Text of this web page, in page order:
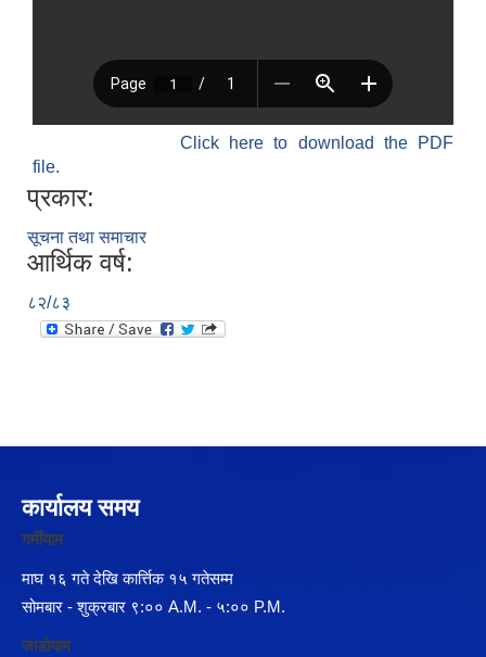
Click here to download the PDF
file.
प्रकार:
सूचना तथा समाचार
आर्थिक वर्ष:
८२/८३
कार्यालय समय
गर्मीयाम
माघ १६ गते देखि कार्त्तिक १५ गतेसम्म
सोमबार - शुक्रबार ९:०० A.M. - ५:०० P.M.
जाडोयाम